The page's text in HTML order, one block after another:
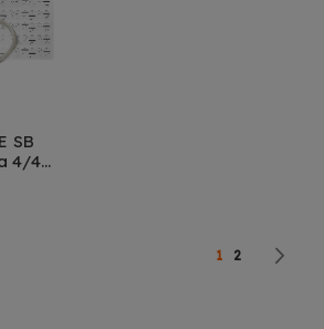
SB
4/4
dla
Strona
Obecnie
1 Strona
2